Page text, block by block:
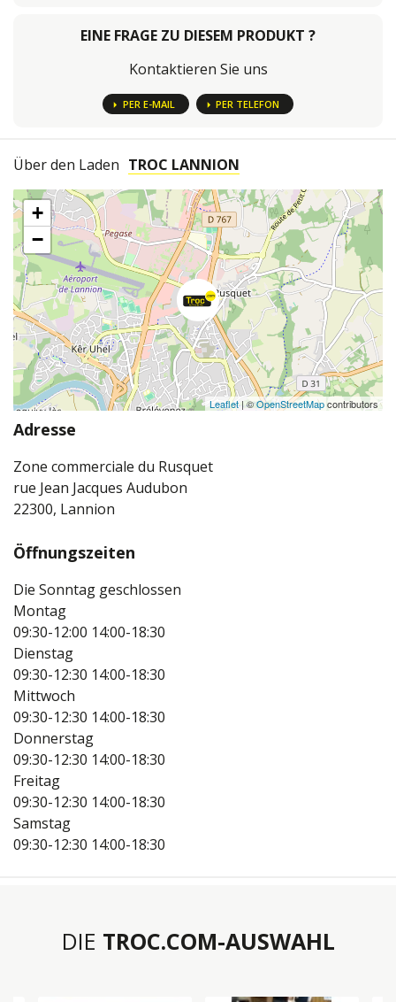
EINE FRAGE ZU DIESEM PRODUKT ?
Kontaktieren Sie uns
PER E-MAIL PER TELEFON
Über den Laden TROC LANNION
+
−
Leaflet| ©OpenStreetMapcontributors
Adresse
Zone commerciale du Rusquet
rue Jean Jacques Audubon
22300, Lannion
Öffnungszeiten
Die Sonntag geschlossen
Montag
09:30-12:00 14:00-18:30
Dienstag
09:30-12:30 14:00-18:30
Mittwoch
09:30-12:30 14:00-18:30
Donnerstag
09:30-12:30 14:00-18:30
Freitag
09:30-12:30 14:00-18:30
Samstag
09:30-12:30 14:00-18:30
DIE TROC.COM-AUSWAHL